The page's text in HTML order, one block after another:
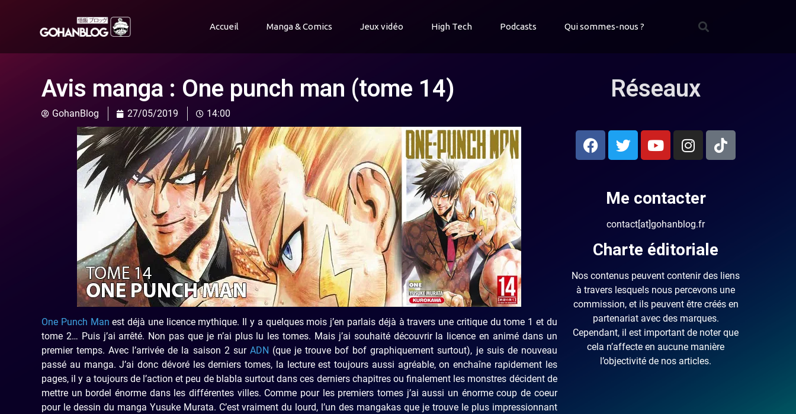
Accueil Manga & Comics Jeux vidéo High Tech Podcasts Qui sommes-nous ?
Avis manga : One punch man (tome 14)
GohanBlog 27/05/2019 14:00
One Punch Man est déjà une licence mythique. Il y a quelques mois j’en parlais déjà à travers une critique du tome 1 et du
tome 2… Puis j’ai arrêté. Non pas que je n’ai plus lu les tomes. Mais j’ai souhaité découvrir la licence en animé dans un
premier temps. Avec l’arrivée de la saison 2 sur ADN (que je trouve bof bof graphiquement surtout), je suis de nouveau
passé au manga. J’ai donc dévoré les derniers tomes, la lecture est toujours aussi agréable, on enchaîne rapidement les
pages, il y a toujours de l’action et peu de blabla surtout dans ces derniers chapitres ou finalement les monstres décident de
mettre un bordel énorme dans les différentes villes. Comme pour les premiers tomes j’ai aussi un énorme coup de coeur
pour le dessin du manga Yusuke Murata. C’est vraiment du lourd, l’un des mangakas que je trouve le plus impressionnant
Réseaux
Me contacter
contact[at]gohanblog.fr
Charte éditoriale
Nos contenus peuvent contenir des liens
à travers lesquels nous percevons une
commission, et ils peuvent être créés en
partenariat avec des marques.
Cependant, il est important de noter que
cela n’affecte en aucune manière
l’objectivité de nos articles.